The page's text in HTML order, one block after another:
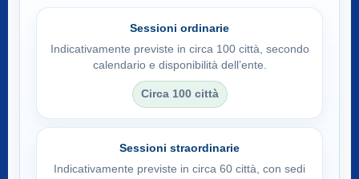
Sessioni ordinarie
Indicativamente previste in circa 100 città, secondo
calendario e disponibilità dell’ente.
Circa 100 città
Sessioni straordinarie
Indicativamente previste in circa 60 città, con sedi